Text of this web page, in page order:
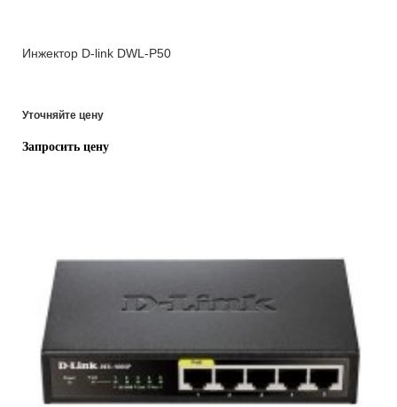
Инжектор D-link DWL-P50
Уточняйте цену
Запросить цену